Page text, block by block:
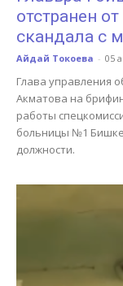
отстранен
скандала с
Айдай Токоева - 05
Глава управления
Акматова на
работы
больницы №1
должности.